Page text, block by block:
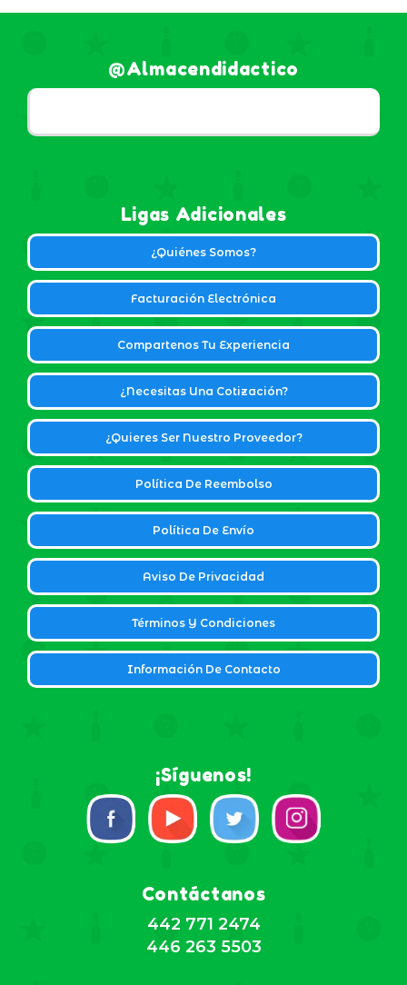
@almacendidactico
Ligas Adicionales
¿Quiénes Somos?
Facturación Electrónica
Compartenos Tu Experiencia
¿Necesitas Una Cotización?
¿Quieres Ser Nuestro Proveedor?
Política De Reembolso
Política De Envío
Aviso De Privacidad
Términos Y Condiciones
Información De Contacto
¡Síguenos!
Contáctanos
442 771 2474
446 263 5503